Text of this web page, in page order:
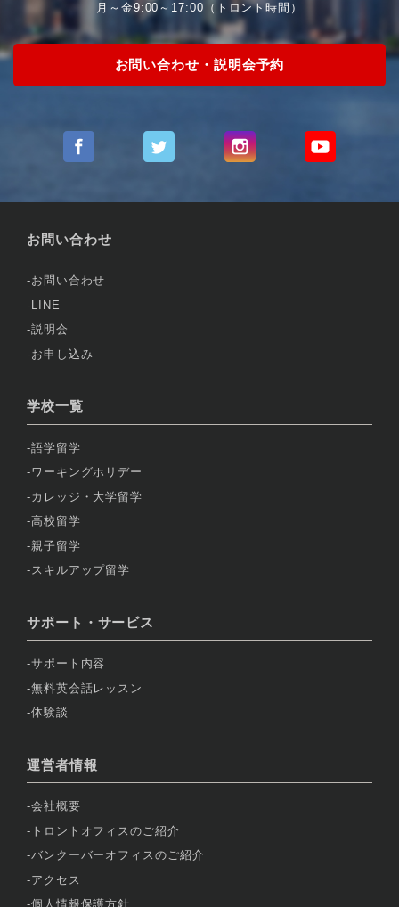
月～金9:00～17:00（トロント時間）
お問い合わせ・説明会予約
お問い合わせ
お問い合わせ
LINE
説明会
お申し込み
学校一覧
語学留学
ワーキングホリデー
カレッジ・大学留学
高校留学
親子留学
スキルアップ留学
サポート・サービス
サポート内容
無料英会話レッスン
体験談
運営者情報
会社概要
トロントオフィスのご紹介
バンクーバーオフィスのご紹介
アクセス
個人情報保護方針